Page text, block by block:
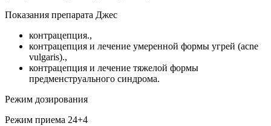
Показания препарата Джес
контрацепция.,
контрацепция и лечение умеренной формы угрей (acne
vulgaris).,
контрацепция и лечение тяжелой формы
предменструального синдрома.
Режим дозирования
Режим приема 24+4